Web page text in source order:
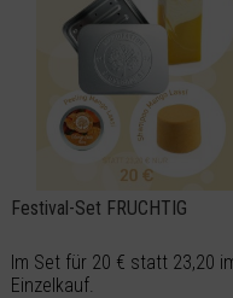
Festival-Set FRUCHTIG
Im Set für 20 € statt 23,20
Einzelkauf.